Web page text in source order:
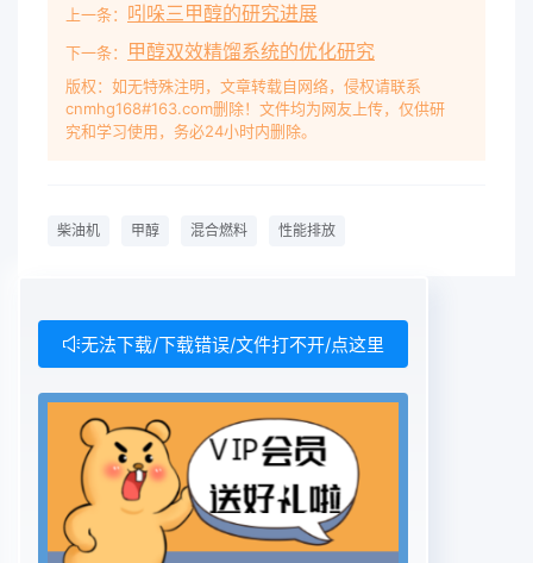
and Diesel Fuel BlendsShan shirui(Xuchang
Vocational and Technology College, Xuchang
Henan 461000Abstract: Under the condition of
invariable structure of diesel engine. methanol.
diesel and op emulsificationreagent were mixed
emulsificationtechnology and compared with
the viscidity was 1. 20 E20, and atomization
quality and evaporation capability were
enhancedAlong with the increment of burthen,
the fuel consumption rate of burning mixed fuel
was lower than that ofburning diesel in diesel
engine, the economy was some enhanced. The
average fuel saving rate ofmethanol-diesel
mixed fuel reached 9.5%0, the fuel saving rate
上一条： 吲哚三甲醇的研究进展
下一条： 甲醇双效精馏系统的优化研究
版权：如无特殊注明，文章转载自网络，侵权请联系
cnmhg168#163.com删除！文件均为网友上传，仅供研
究和学习使用，务必24小时内删除。
柴油机 甲醇 混合燃料 性能排放
无法下载/下载错误/文件打不开/点这里